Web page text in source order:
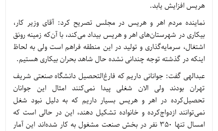
هریس افزایش یابد.
نماینده مردم اهر و هریس در مجلس تصریح کرد: آقای وزیر کار،
بیکاری در شهرستان‌های اهر و هریس بیداد می‌کند، با آن‌که زمینه رونق
اشتغال، سرمایه‌گذاری و تولید در این منطقه فراهم است ولی به لحاظ
اینکه در گذشته توجه چندانی نشده حال شاهد بحران بیکاری هستیم.
عبدالهی گفت: جوانانی داریم که فارغ‌التحصیل دانشگاه صنعتی شریف
تهران بودند ولی الان شغلی پیدا نمی‌کنند امثال این جوانان
تحصیل‌کرده در اهر و هریس بسیار داریم که به دلیل نبود شغل
نمی‌توانند ازدواج‌کرده و خانواده تشکیل دهند، این در حالی است که
امسال تنها 350 نفر در بخش صنعت مشغول به کار شده‌اند این آمار